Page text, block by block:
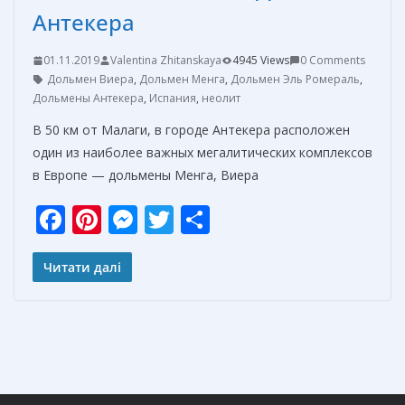
Антекера
01.11.2019 Valentina Zhitanskaya 4945 Views
0 Comments
Дольмен Виера, Дольмен Менга, Дольмен Эль Ромераль,
Дольмены Антекера, Испания, неолит
В 50 км от Малаги, в городе Антекера расположен
один из наиболее важных мегалитических комплексов
в Европе — дольмены Менга, Виера
F
ac
e
k
Pi
nt
er
M
er
T
и
Читати далі